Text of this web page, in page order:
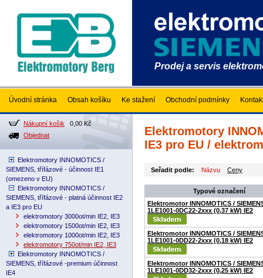
Prodej a servis
Úvodní stránka Obsah košíku Ke stažení Obchodní podmínky
Nákupní košik 0,00 Kč
Objednat
Elektromotory INNOMOTICS /
SIEMENS, třífázové - účinnost IE1
(omezeno v EU)
Elektromotory INNOMOTICS /
SIEMENS, třífázové - platná účinnost IE2
a IE3 pro EU
elektromotory 3000ot/min IE2, IE3
elektromotory 1500ot/min IE2, IE3
elektromotory 1000ot/min IE2, IE3
elektromotory 750ot/min IE2, IE3
Elektromotory INNOMOTICS /
SIEMENS, třífázové -premium účinnost
IE4
Elektromotory
IE3 pro EU /
Seřadit podle: Názvu Ceny
Typové označení
Elektromotor INNOMOTICS /
1LE1001-0DC22-2xxx (0,37 kW) IE2
Elektromotor INNOMOTICS /
1LE1001-0DD22-2xxx (0,18 kW) IE2
Elektromotor INNOMOTICS /
1LE1001-0DD32-2xxx (0,25 kW) IE2